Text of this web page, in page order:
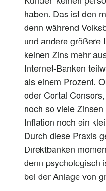
haben. Das ist den
denn während
und andere größere
keinen Zins mehr
Internet-Banken
als einem Prozent.
oder Cortal
noch so viele
Inflation noch ein
Durch diese Praxis
Direktbanken
denn psychologisch
bei der Anlage von